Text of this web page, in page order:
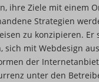
ihre Ziele mit einem
Strategien
zu konzipieren. Er
sich mit Webdesign
der
unter den